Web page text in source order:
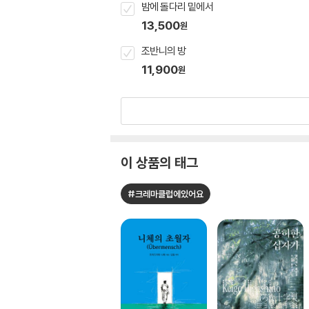
밤에 돌다리 밑에서
13,500원
조반니의 방
11,900원
이 상품의 태그
#크레마클럽에있어요